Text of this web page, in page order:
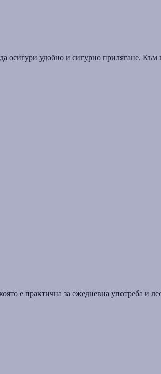
осигури удобно и сигурно прилягане. Към
е практична за ежедневна употреба и